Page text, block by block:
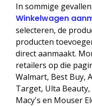
In sommige
Winkelwagen
selecteren, de
producten
direct aanmaakt.
retailers op die
Walmart, Best Buy,
Target, Ulta
Macy's en Mouser